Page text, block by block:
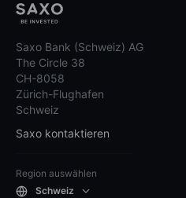
Saxo Bank (Schweiz) AG
The Circle 38
CH-8058
Zürich-Flughafen
Schweiz
Saxo kontaktieren
Region auswählen
Schweiz